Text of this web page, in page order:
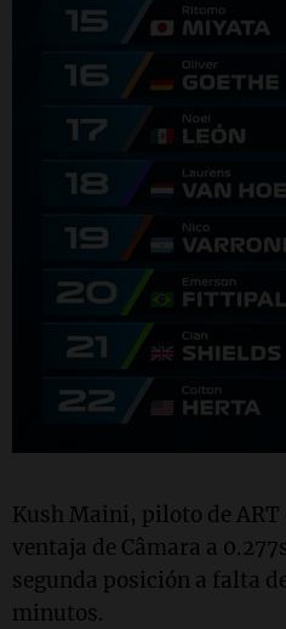
Kush Maini, piloto de
ventaja de Câmara a
segunda posición a falta
minutos.